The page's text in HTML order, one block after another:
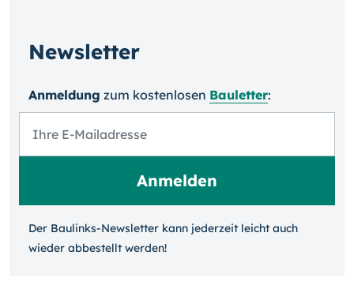
Newsletter
Anmeldung zum kosten­losen Bauletter:
Der Baulinks-Newsletter kann jeder­zeit leicht auch
wieder ab­bestellt werden!